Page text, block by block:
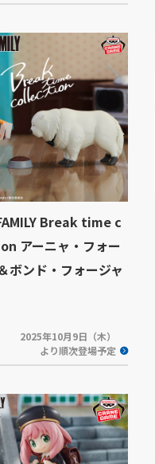
Break time c
アーニャ・フォー
ボンド・フォージャ
2025年10月9日（木）
より順次登場予定